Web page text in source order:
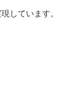
しています。